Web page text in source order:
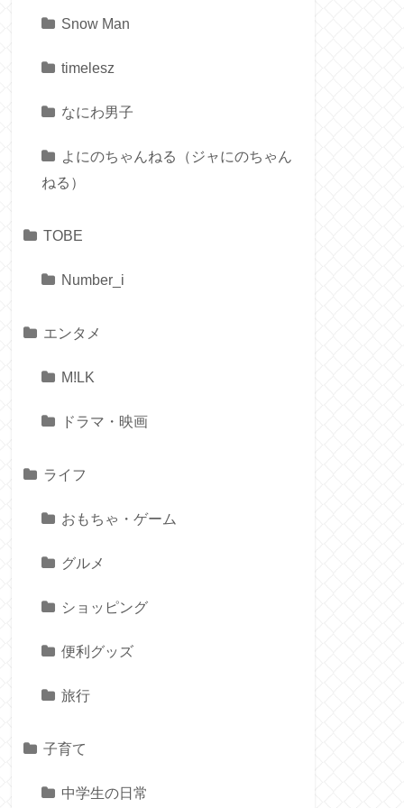
Snow Man
timelesz
なにわ男子
よにのちゃんねる（ジャにのちゃん
ねる）
TOBE
Number_i
エンタメ
M!LK
ドラマ・映画
ライフ
おもちゃ・ゲーム
グルメ
ショッピング
便利グッズ
旅行
子育て
中学生の日常